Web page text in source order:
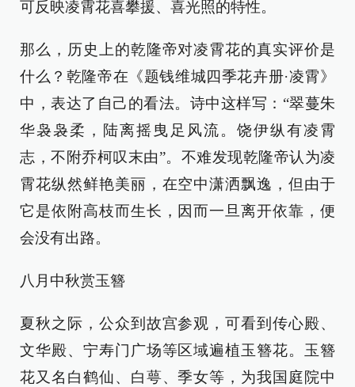
可反映凌霄花喜攀援、喜光照的特性。
那么，历史上的乾隆帝对凌霄花的真实评价是
什么？乾隆帝在《题钱维城四季花卉册·凌霄》
中，表达了自己的看法。诗中这样写：“翠蔓朱
华袅袅柔，陆离摇曳足风流。饶伊纵有凌霄
志，不附乔柯叹末由”。不难发现乾隆帝认为凌
霄花纵然鲜艳美丽，在空中潇洒飘逸，但由于
它是依附高枝而生长，因而一旦离开依靠，便
会没有出路。
八月中秋赏玉簪
夏秋之际，公众到故宫参观，可看到传心殿、
文华殿、宁寿门广场等区域遍植玉簪花。玉簪
花又名白鹤仙、白萼、季女等，为我国庭院中